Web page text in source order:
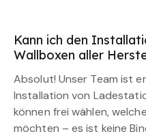
Kann ich den
Wallboxen aller
Absolut! Unser Team ist
Installation von
können frei wählen,
möchten – es ist keine